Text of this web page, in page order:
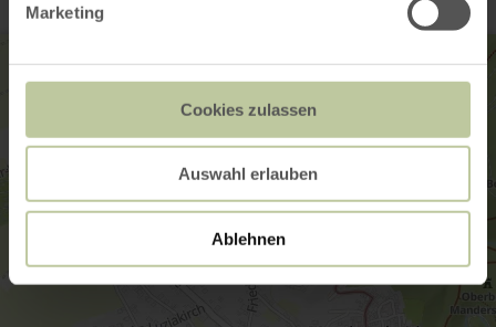
Marketing
Cookies zulassen
Auswahl erlauben
Ablehnen